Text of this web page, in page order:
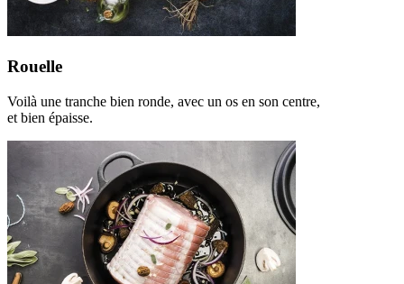
Rouelle
Voilà une tranche bien ronde, avec un os en son centre,
et bien épaisse.